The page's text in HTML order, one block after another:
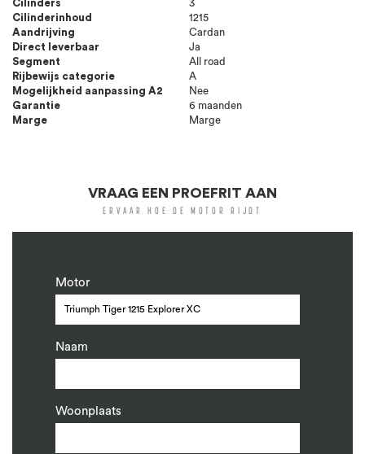
Cilinders
3
Cilinderinhoud
1215
Aandrijving
Cardan
Direct leverbaar
Ja
Segment
All road
Rijbewijs categorie
A
Mogelijkheid aanpassing A2
Nee
Garantie
6 maanden
Marge
Marge
VRAAG EEN PROEFRIT AAN
ERVAAR HOE DE MOTOR RIJDT
Motor
Naam
Woonplaats